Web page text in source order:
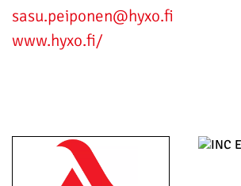
sasu.peiponen@hyxo.fi
www.hyxo.fi/